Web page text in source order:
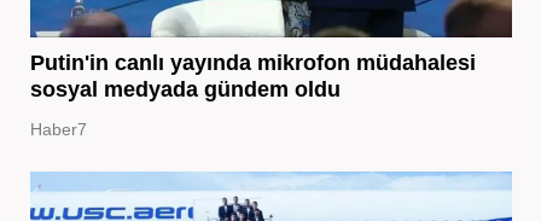
Putin'in canlı yayında mikrofon müdahalesi
sosyal medyada gündem oldu
Haber7